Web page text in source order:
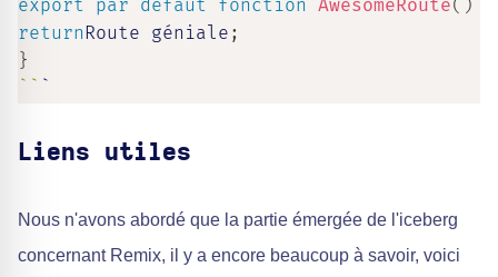
export par défaut fonction AwesomeRoute( )
returnRoute géniale ;
}
Liens utiles
Nous n'avons abordé que la partie émergée de l'iceberg
concernant Remix, il y a encore beaucoup à savoir, voici